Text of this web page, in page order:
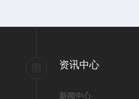
资讯中心
新闻中心